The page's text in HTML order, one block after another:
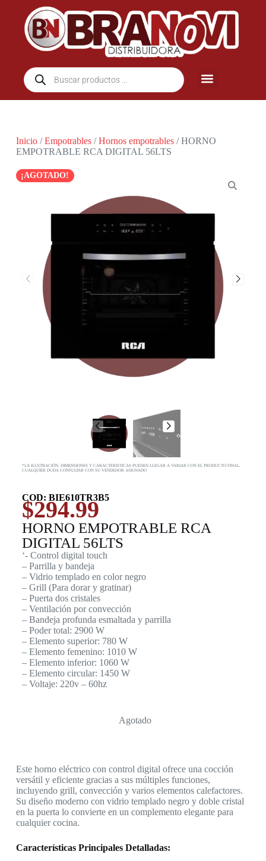
Inicio/Empotrables/Hornos empotrables/ HORNO
EMPOTRABLE RCA DIGITAL 56LTS
¡AGOTADO!
*LA ILUSTRACIÓN, DIMENSIONES Y CARACTERISTICAS PUEDEN LLEGAR A VARIAR CON EL PRODUCTO FINAL,
CUALQUIER DUDA CONSULTAR CON SU VENDEDOR ASIGNADO
COD: BIE610TR3B5
$294.99
HORNO EMPOTRABLE RCA
DIGITAL 56LTS
‘- Control digital touch
– Parrilla y bandeja
– Vidrio templado en color negro
– Grill (Para dorar y gratinar)
– Puerta dos cristales
– Ventilación por convección
– Bandeja profunda esmaltada y parrilla
– Poder total: 2900 W
– Elemento superior: 780 W
– Elemento femenino: 1010 W
– Elemento inferior: 1060 W
– Elemento circular: 1450 W
– Voltaje: 220v – 60hz
Agotado
Este horno eléctrico con control digital ofrece una cocción
versátil y eficiente gracias a sus múltiples funciones,
incluyendo grill, convección y varios elementos calefactores.
Su diseño moderno con vidrio templado negro y doble cristal
en la puerta lo convierte en un complemento elegante para
cualquier cocina.
Características Principales Detalladas: